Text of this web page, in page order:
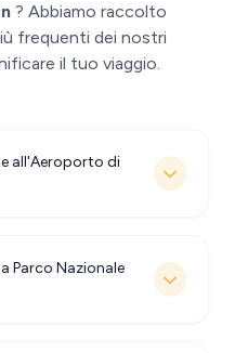
? Abbiamo raccolto
frequenti dei nostri
il tuo viaggio.
all'Aeroporto di
Parco Nazionale